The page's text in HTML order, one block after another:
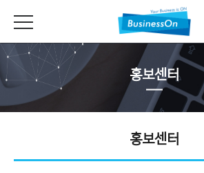
홍보센터
홍보센터